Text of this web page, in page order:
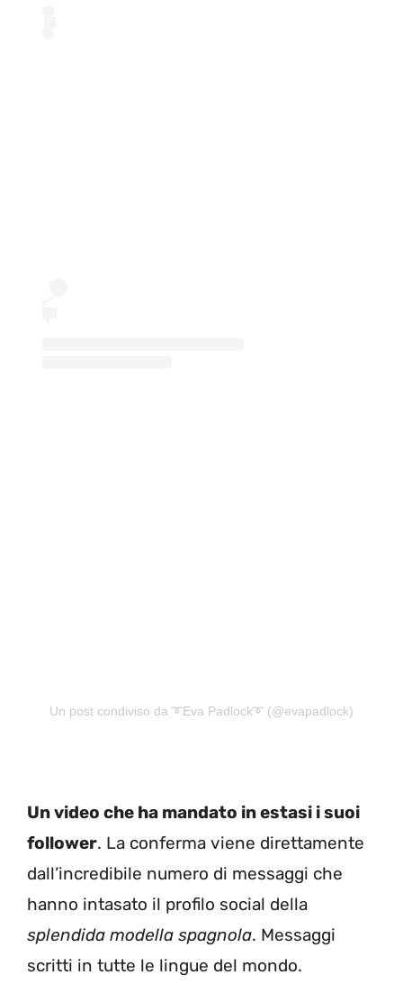
Un post condiviso da ➰Eva Padlock➰ (@evapadlock)
Un video che ha mandato in estasi i suoi
follower. La conferma viene direttamente
dall’incredibile numero di messaggi che
hanno intasato il profilo social della
splendida modella spagnola. Messaggi
scritti in tutte le lingue del mondo.